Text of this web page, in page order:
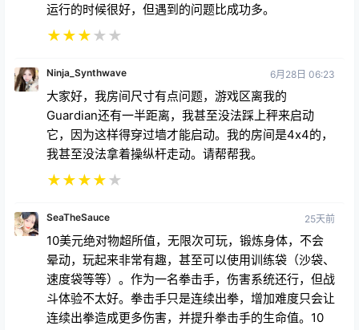
运行的时候很好，但遇到的问题比成功多。
★★★★ ★
Ninja_Synthwave 6月28日 06:23
大家好，我房间尺寸有点问题，游戏区离我的
Guardian还有一半距离，我甚至没法踩上秤来启动
它，因为这样得穿过墙才能启动。我的房间是4x4的，
我甚至没法拿着操纵杆走动。请帮帮我。
★★★★★
SeaTheSauce 25天前
10美元绝对物超所值，无限次可玩，锻炼身体，不会
晕动，玩起来非常有趣，甚至可以使用训练袋（沙袋、
速度袋等等）。作为一名拳击手，伤害系统还行，但战
斗体验不太好。拳击手只是连续出拳，增加难度只会让
连续出拳造成更多伤害，并提升拳击手的生命值。10